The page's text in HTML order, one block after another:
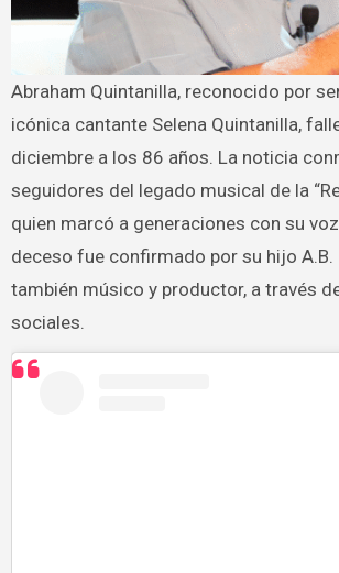
Abraham Quintanilla, reconocido por ser el padre de la
icónica cantante Selena Quintanilla,
diciembre a los 86 años. La noticia
seguidores del legado musical de la
quien marcó a generaciones con su
deceso fue confirmado por su hijo A.B.
también músico y productor, a través
sociales.